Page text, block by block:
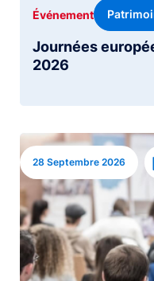
Journées
2026
Événement
Image
28 Septembre 2026